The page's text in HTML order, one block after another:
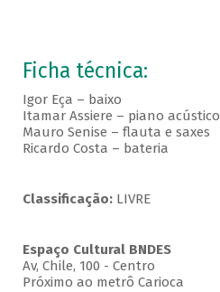
Ficha técnica:
Igor Eça – baixo
Itamar Assiere – piano acústico
Mauro Senise – flauta e saxes
Ricardo Costa – bateria
Classificação:LIVRE
Espaço Cultural BNDES
Av, Chile, 100 - Centro
Próximo ao metrô Carioca